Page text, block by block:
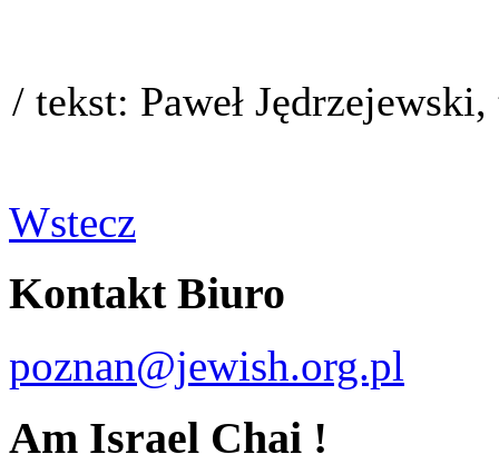
/ tekst: Paweł
Wstecz
Kontakt Biuro
poznan@jewish.org.pl
Am Israel Chai !